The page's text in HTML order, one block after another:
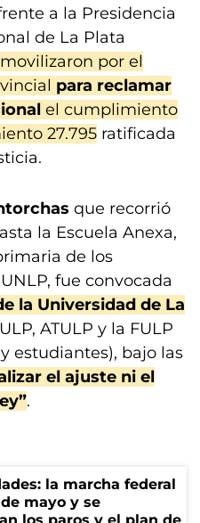
a la Presidencia
de La Plata
por el
para reclamar
el cumplimiento
27.795 ratificada
que recorrió
la Escuela Anexa,
de los
fue convocada
la Universidad de La
ATULP y la FULP
estudiantes), bajo las
el ajuste ni el
.
la marcha federal
de mayo y se